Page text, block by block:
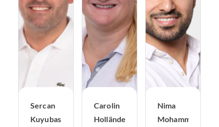
Sercan
Kuyubasi
Carolin
Holländer
Nima
Mohammadi